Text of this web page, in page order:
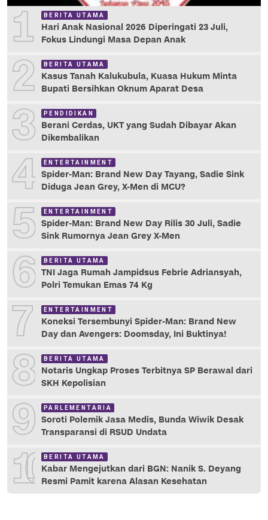
1 BERITA UTAMA
Hari Anak Nasional 2026 Diperingati 23 Juli,
Fokus Lindungi Masa Depan Anak
2 BERITA UTAMA
Kasus Tanah Kalukubula, Kuasa Hukum Minta
Bupati Bersihkan Oknum Aparat Desa
3 PENDIDIKAN
Berani Cerdas, UKT yang Sudah Dibayar Akan
Dikembalikan
4 ENTERTAINMENT
Spider-Man: Brand New Day Tayang, Sadie Sink
Diduga Jean Grey, X-Men di MCU?
5 ENTERTAINMENT
Spider-Man: Brand New Day Rilis 30 Juli, Sadie
Sink Rumornya Jean Grey X-Men
6 BERITA UTAMA
TNI Jaga Rumah Jampidsus Febrie Adriansyah,
Polri Temukan Emas 74 Kg
7 ENTERTAINMENT
Koneksi Tersembunyi Spider-Man: Brand New
Day dan Avengers: Doomsday, Ini Buktinya!
8 BERITA UTAMA
Notaris Ungkap Proses Terbitnya SP Berawal dari
SKH Kepolisian
9 PARLEMENTARIA
Soroti Polemik Jasa Medis, Bunda Wiwik Desak
Transparansi di RSUD Undata
10 BERITA UTAMA
Kabar Mengejutkan dari BGN: Nanik S. Deyang
Resmi Pamit karena Alasan Kesehatan